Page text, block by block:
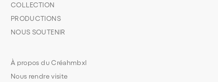
À propos du Créahmbxl
Nous rendre visite
COLLECTION
PRODUCTIONS
NOUS SOUTENIR